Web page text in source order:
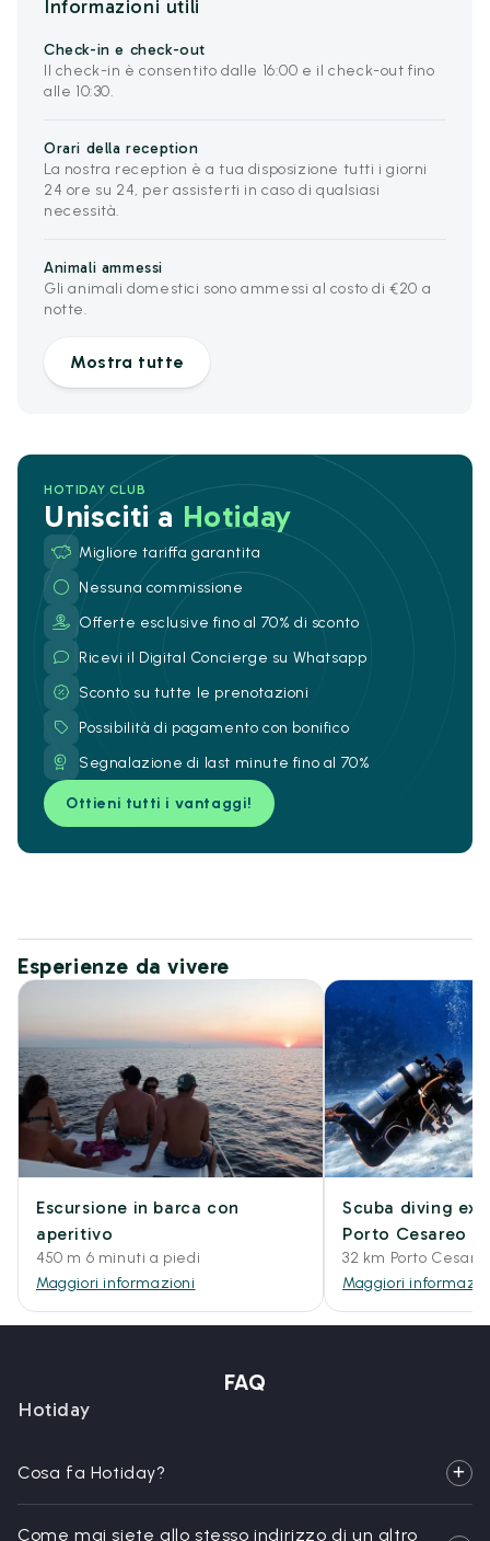
Informazioni utili
Check-in e check-out
Il check-in è consentito dalle 16:00 e il check-out fino
alle 10:30.
Orari della reception
La nostra reception è a tua disposizione tutti i giorni
24 ore su 24, per assisterti in caso di qualsiasi
necessità.
Animali ammessi
Gli animali domestici sono ammessi al costo di €20 a
notte.
Mostra tutte
HOTIDAY CLUB
Unisciti a Hotiday
Migliore tariffa garantita
Nessuna commissione
Offerte esclusive fino al 70% di sconto
Ricevi il Digital Concierge su Whatsapp
Sconto su tutte le prenotazioni
Possibilità di pagamento con bonifico
Segnalazione di last minute fino al 70%
Ottieni tutti i vantaggi!
Esperienze da vivere
Escursione in barca con
aperitivo
450 m 6 minuti a piedi
Maggiori informazioni
Scuba diving
Porto Cesareo
32 km Porto
Maggiori
FAQ
Hotiday
Cosa fa Hotiday?
Come mai siete allo stesso indirizzo di un altro